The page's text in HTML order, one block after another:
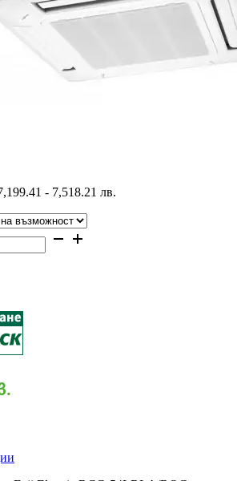
€
- 7,518.21 лв.